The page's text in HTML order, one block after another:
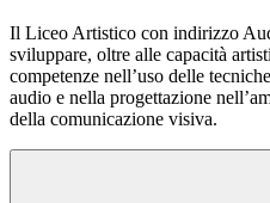
Il Liceo Artistico con indirizzo
sviluppare, oltre alle capacità
competenze nell’uso delle
audio e nella progettazione
della comunicazione visiva.